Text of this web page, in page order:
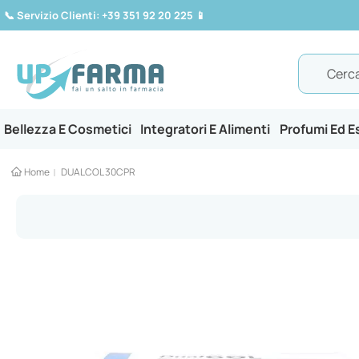
📞 Servizio Clienti: +39 351 92 20 225 📱
Bellezza E Cosmetici Integratori E Alimenti Profumi Ed
Home DUALCOL 30CPR